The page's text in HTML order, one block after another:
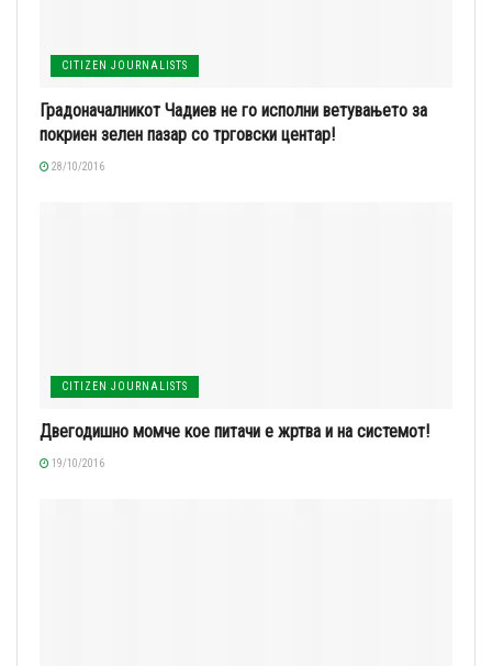
CITIZEN JOURNALISTS
Градоначалникот Чадиев не го исполни ветувањето за
покриен зелен пазар со трговски центар!
28/10/2016
CITIZEN JOURNALISTS
Двегодишно момче кое питачи е жртва и на системот!
19/10/2016